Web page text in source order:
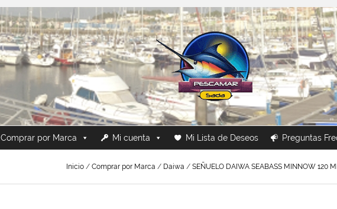
Comprar por Marca Mi cuenta Mi Lista de Deseos Preguntas
Inicio / Comprar por Marca / Daiwa / SEÑUELO DAIWA SEABASS MINNOW 120